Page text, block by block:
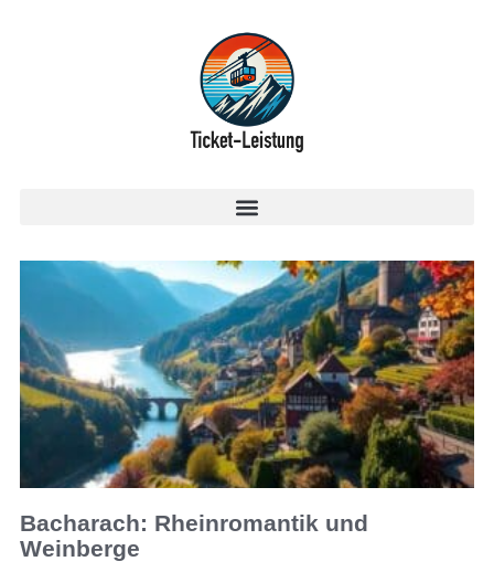
Bacharach: Rheinromantik und
Weinberge